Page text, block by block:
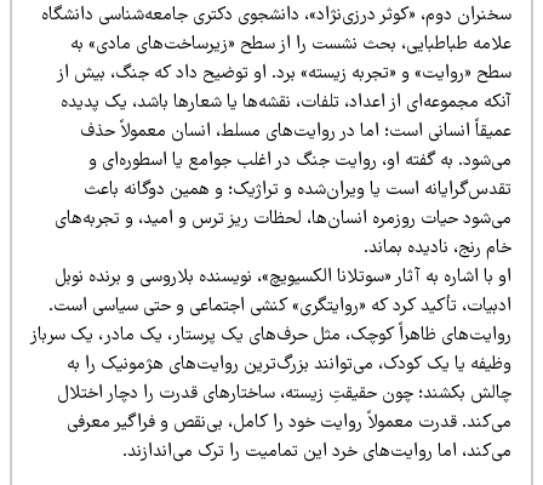
دوم، «کوثر درزی‌نژاد»، دانشجوی دکتری جامعه‌شناسی دانشگاه
طباطبایی، بحث نشست را از سطح «زیرساخت‌های مادی» به
«روایت» و «تجربه زیسته» برد. او توضیح داد که جنگ، بیش از
مجموعه‌ای از اعداد، تلفات، نقشه‌ها یا شعارها باشد، یک پدیده
انسانی است؛ اما در روایت‌های مسلط، انسان معمولاً حذف
به گفته او، روایت جنگ در اغلب جوامع یا اسطوره‌ای و
است یا ویران‌شده و تراژیک؛ و همین دوگانه باعث
حیات روزمره انسان‌ها، لحظات ریز ترس و امید، و تجربه‌های
رنج، نادیده بماند.
با اشاره به آثار «سوتلانا الکسیویچ»، نویسنده بلاروسی و برنده نوبل
تأکید کرد که «روایتگری» کنشی اجتماعی و حتی سیاسی است.
ظاهراً کوچک، مثل حرف‌های یک پرستار، یک مادر، یک سرباز
یا یک کودک، می‌توانند بزرگ‌ترین روایت‌های هژمونیک را به
بکشند؛ چون حقیقتِ زیسته، ساختارهای قدرت را دچار اختلال
قدرت معمولاً روایت خود را کامل، بی‌نقص و فراگیر معرفی
اما روایت‌های خرد این تمامیت را ترک می‌اندازند.